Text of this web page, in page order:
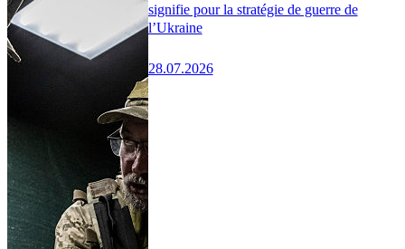
signifie pour la stratégie de guerre de
l’Ukraine
28.07.2026